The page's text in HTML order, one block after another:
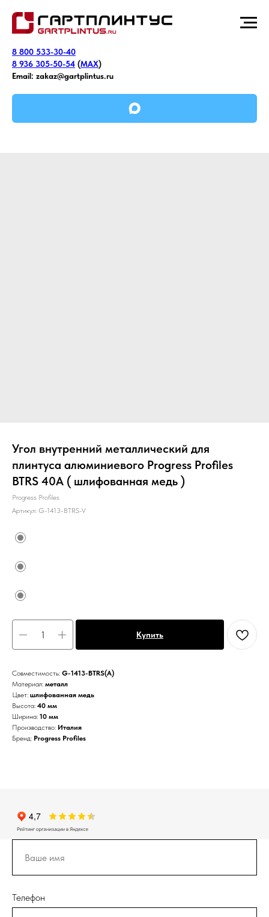
8 800 533-30-40
8 936 305-50-54 (MAX)
Email: zakaz@gartplintus.ru
Угол внутренний металлический для
плинтуса алюминиевого Progress Profiles
BTRS 40A ( шлифованная медь )
Progress Profiles
Артикул: G-1413-BTRS-V
Купить
Совместимость: G-1413-BTRS(А)
Материал: металл
Цвет: шлифованная медь
Высота: 40 мм
Ширина: 10 мм
Производство: Италия
Бренд: Progress Profiles
Телефон